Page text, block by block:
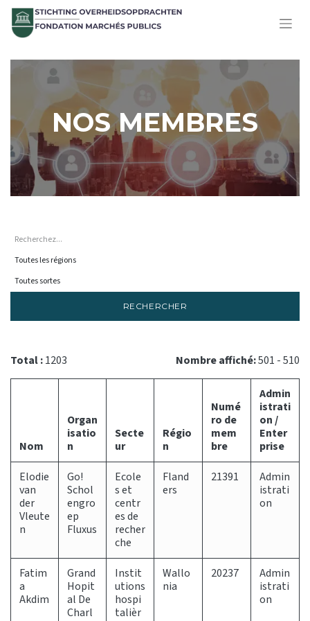
NOS MEMBRES
RECHERCHER
Total :1203 Nombre affiché:501 - 510
Nom
Organ
isatio
n
Secte
ur
Régio
n
Numé
ro de
mem
bre
Admin
istrati
on /
Enter
prise
Elodie
van
der
Vleute
n
Go!
Schol
engro
ep
Fluxus
Ecole
s et
centr
es de
recher
che
Fland
ers
21391
Admin
istrati
on
Fatim
a
Akdim
Grand
Hopit
al De
Charl
Instit
utions
hospi
talièr
Wallo
nia
20237
Admin
istrati
on